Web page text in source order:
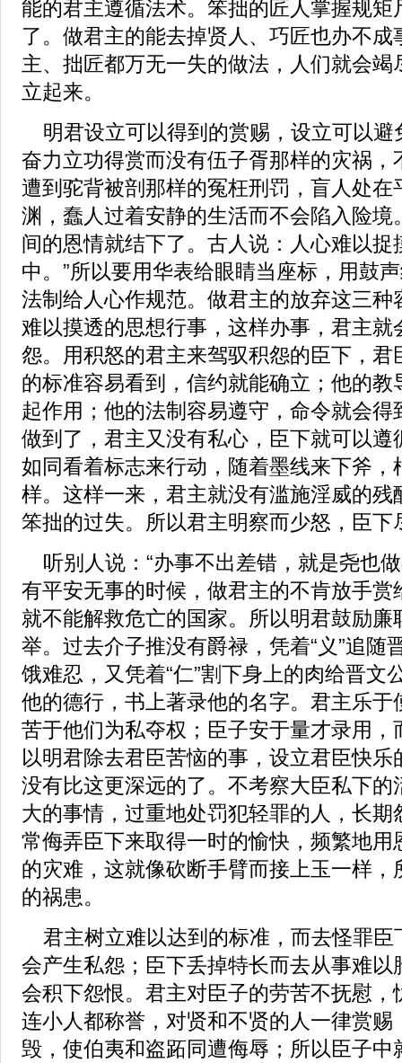
能的君主遵循法术。笨拙的匠人掌握规矩
了。做君主的能去掉贤人、巧匠也办不
主、拙匠都万无一失的做法，人们就会竭
立起来。
明君设立可以得到的赏赐，设立可以避
奋力立功得赏而没有伍子胥那样的灾祸，
遭到驼背被剖那样的冤枉刑罚，盲人处在
渊，蠢人过着安静的生活而不会陷入险境
间的恩情就结下了。古人说：人心难以捉
中。”所以要用华表给眼睛当座标，用鼓
法制给人心作规范。做君主的放弃这三种
难以摸透的思想行事，这样办事，君主就
怨。用积怒的君主来驾驭积怨的臣下，君
的标准容易看到，信约就能确立；他的教
起作用；他的法制容易遵守，命令就会得
做到了，君主又没有私心，臣下就可以遵
如同看着标志来行动，随着墨线来下斧，
样。这样一来，君主就没有滥施淫威的残
笨拙的过失。所以君主明察而少怒，臣下
听别人说：“办事不出差错，就是尧也
有平安无事的时候，做君主的不肯放手赏
就不能解救危亡的国家。所以明君鼓励廉
举。过去介子推没有爵禄，凭着“义”追随
饿难忍，又凭着“仁”割下身上的肉给晋文
他的德行，书上著录他的名字。君主乐于
苦于他们为私夺权；臣子安于量才录用，
以明君除去君臣苦恼的事，设立君臣快
没有比这更深远的了。不考察大臣私下的
大的事情，过重地处罚犯轻罪的人，长期
常侮弄臣下来取得一时的愉快，频繁地用
的灾难，这就像砍断手臂而接上玉一样，
的祸患。
君主树立难以达到的标准，而去怪罪臣
会产生私怨；臣下丢掉特长而去从事难以
会积下怨恨。君主对臣子的劳苦不抚慰，
连小人都称誉，对贤和不贤的人一律赏赐
毁，使伯夷和盗跖同遭侮辱；所以臣子中